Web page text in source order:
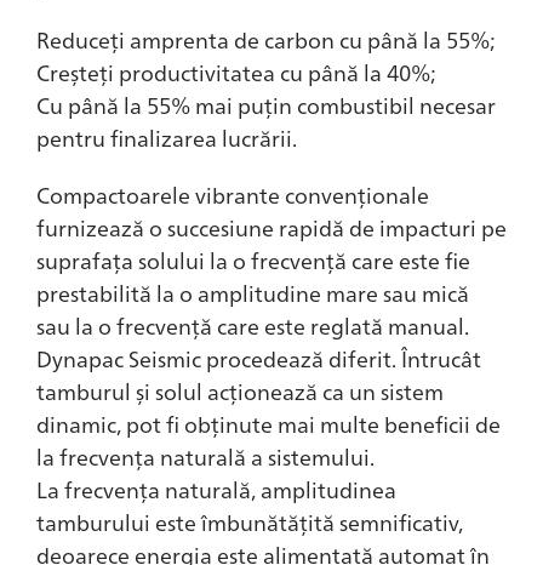
Reduceți amprenta de carbon cu până la 55%;
Creșteți productivitatea cu până la 40%;
Cu până la 55% mai puțin combustibil necesar
pentru finalizarea lucrării.
Compactoarele vibrante convenționale
furnizează o succesiune rapidă de impacturi pe
suprafața solului la o frecvență care este fie
prestabilită la o amplitudine mare sau mică
sau la o frecvență care este reglată manual.
Dynapac Seismic procedează diferit. Întrucât
tamburul și solul acționează ca un sistem
dinamic, pot fi obținute mai multe beneficii de
la frecvența naturală a sistemului.
La frecvența naturală, amplitudinea
tamburului este îmbunătățită semnificativ,
deoarece energia este alimentată automat în